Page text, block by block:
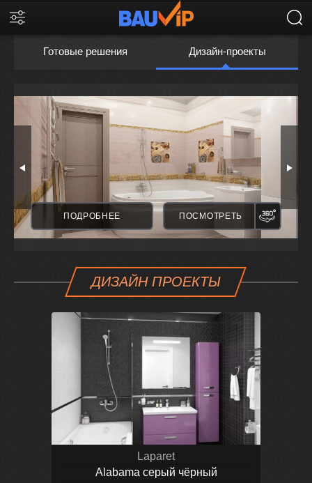
Готовые решения Дизайн-проекты
ПОДРОБНЕЕ ПОСМОТРЕТЬ
ДИЗАЙН ПРОЕКТЫ
Laparet
Alabama серый чёрный